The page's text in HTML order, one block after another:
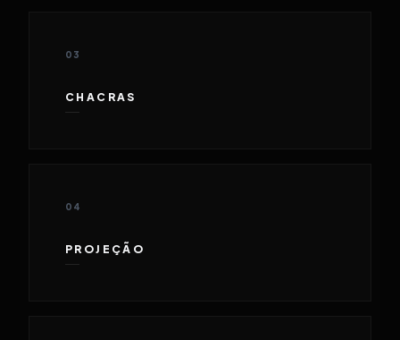
03
CHACRAS
04
PROJEÇÃO